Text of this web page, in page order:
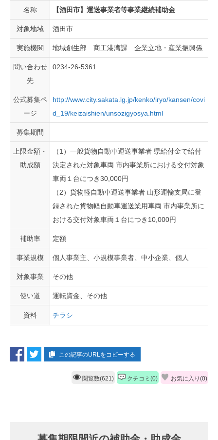
名称 【酒田市】運送事業者等事業継続補助金
対象地域 酒田市
実施機関 地域創生部 商工港湾課 企業立地・産業振興係
問い合わせ
先
0234-26-5361
公式募集ペ
ージ
http://www.city.sakata.lg.jp/kenko/iryo/kansen/covi
d_19/keizaishien/unsozigyosya.html
募集期間
上限金額・
助成額
（1）一般貨物自動車運送事業者 県給付金で給付
決定された対象車両 市内事業所における交付対象
車両１台につき30,000円
（2）貨物軽自動車運送事業者 山形運輸支局に登
録された貨物軽自動車運送業用車両 市内事業所に
おける交付対象車両１台につき10,000円
補助率 定額
事業規模 個人事業主、小規模事業者、中小企業、個人
対象事業 その他
使い道 運転資金、その他
資料 チラシ
この記事のURLをコピーする
閲覧数(621) クチコミ(0) お気に入り(0)